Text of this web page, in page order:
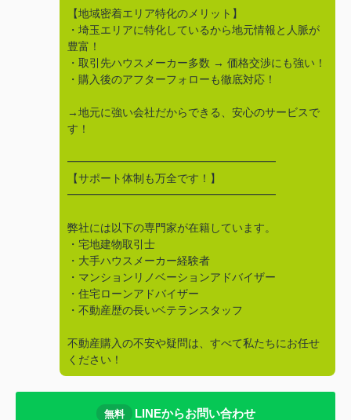
【地域密着エリア特化のメリット】
・埼玉エリアに特化しているから地元情報と人脈が
豊富！
・取引先ハウスメーカー多数 → 価格交渉にも強い！
・購入後のアフターフォローも徹底対応！
→地元に強い会社だからできる、安心のサービスで
す！
━━━━━━━━━━━━━━━━━━━
【サポート体制も万全です！】
━━━━━━━━━━━━━━━━━━━
弊社には以下の専門家が在籍しています。
・宅地建物取引士
・大手ハウスメーカー経験者
・マンションリノベーションアドバイザー
・住宅ローンアドバイザー
・不動産歴の長いベテランスタッフ
不動産購入の不安や疑問は、すべて私たちにお任せ
ください！
無料 LINEからお問い合わせ